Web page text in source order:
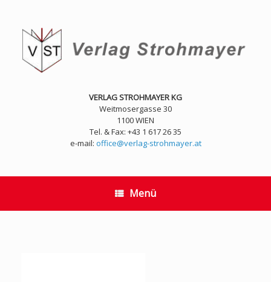
springen
VERLAG STROHMAYER KG
Weitmosergasse 30
1100 WIEN
Tel. & Fax: +43 1 617 26 35
e-mail: office@verlag-strohmayer.at
Menü